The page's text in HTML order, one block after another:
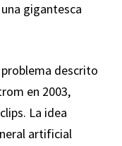
gigantesca
descrito
en 2003,
La idea
artificial